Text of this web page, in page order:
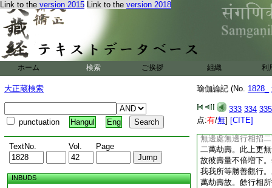
Link to the version 2015 Link to the version 2018
ホーム 検索 ご挨拶 組織 利
大正蔵検索
punctuation Hangul Eng
TextNo. Vol. Page
INBUDS
瑜伽論記 (No. 1828_
333 334 335
点:有/無] [CITE]
有麁妙等多差別互
餘能。故一向倍増
梵身量不倍前益者
故。無雲減三者。
身量未必八萬。然
説。第四壽建立中
婆沙八十四卷云。
者有増半者有増少
爾所力還受爾所異
處有無邊行相亦有
邊行相招萬劫壽。
無邊處無邊行相招
二萬劫壽。此上更
故彼壽量不倍増下
我我所等勝善觀行
萬劫壽故。餘行相